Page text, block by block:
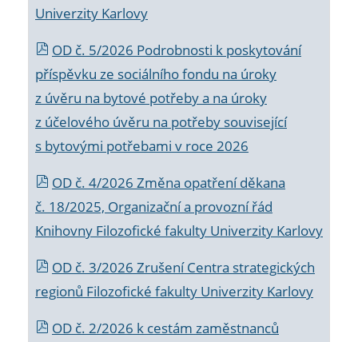
Univerzity Karlovy
OD č. 5/2026 Podrobnosti k poskytování
příspěvku ze sociálního fondu na úroky
z úvěru na bytové potřeby a na úroky
z účelového úvěru na potřeby související
s bytovými potřebami v roce 2026
OD č. 4/2026 Změna opatření děkana
č. 18/2025, Organizační a provozní řád
Knihovny Filozofické fakulty Univerzity Karlovy
OD č. 3/2026 Zrušení Centra strategických
regionů Filozofické fakulty Univerzity Karlovy
OD č. 2/2026 k cestám zaměstnanců